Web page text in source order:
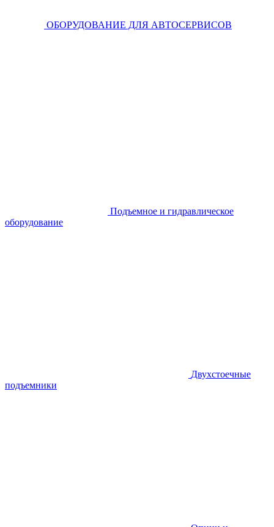
ОБОРУДОВАНИЕ ДЛЯ АВТОСЕРВИСОВ
Подъемное и гидравлическое
оборудование
Двухстоечные
подъемники